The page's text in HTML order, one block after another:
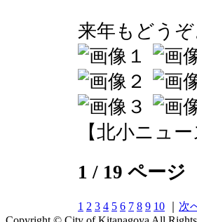
来年もどう
【北小ニュ
1 / 19 ページ
1 2 3 4 5 6 7 8 9 10
次